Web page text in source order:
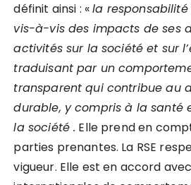
définit ainsi : «la responsabilité
vis-à-vis des impacts de ses
activités sur la société et sur
traduisant par un
transparent qui contribue au
durable, y compris à la santé
la société . Elle prend en
parties prenantes. La RSE
vigueur. Elle est en accord